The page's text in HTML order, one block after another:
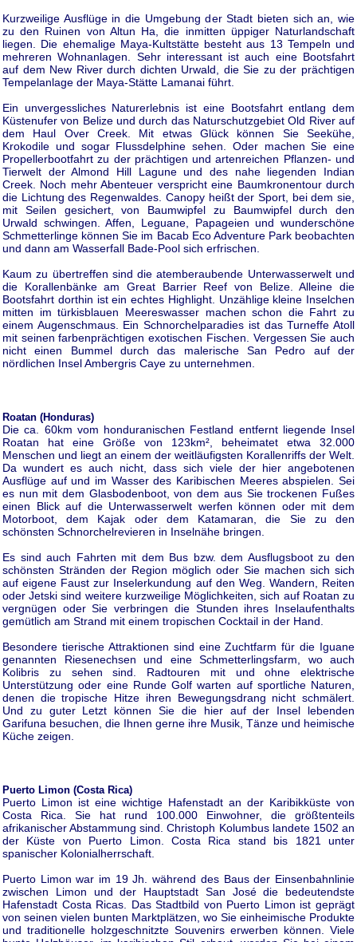
Kurzweilige Ausflüge in die Umgebung der Stadt bieten sich an, wie
zu den Ruinen von Altun Ha, die inmitten üppiger Naturlandschaft
liegen. Die ehemalige Maya-Kultstätte besteht aus 13 Tempeln und
mehreren Wohnanlagen. Sehr interessant ist auch eine Bootsfahrt
auf dem New River durch dichten Urwald, die Sie zu der prächtigen
Tempelanlage der Maya-Stätte Lamanai führt.
Ein unvergessliches Naturerlebnis ist eine Bootsfahrt entlang dem
Küstenufer von Belize und durch das Naturschutzgebiet Old River auf
dem Haul Over Creek. Mit etwas Glück können Sie Seekühe,
Krokodile und sogar Flussdelphine sehen. Oder machen Sie eine
Propellerbootfahrt zu der prächtigen und artenreichen Pflanzen- und
Tierwelt der Almond Hill Lagune und des nahe liegenden Indian
Creek. Noch mehr Abenteuer verspricht eine Baumkronentour durch
die Lichtung des Regenwaldes. Canopy heißt der Sport, bei dem sie,
mit Seilen gesichert, von Baumwipfel zu Baumwipfel durch den
Urwald schwingen. Affen, Leguane, Papageien und wunderschöne
Schmetterlinge können Sie im Bacab Eco Adventure Park beobachten
und dann am Wasserfall Bade-Pool sich erfrischen.
Kaum zu übertreffen sind die atemberaubende Unterwasserwelt und
die Korallenbänke am Great Barrier Reef von Belize. Alleine die
Bootsfahrt dorthin ist ein echtes Highlight. Unzählige kleine Inselchen
mitten im türkisblauen Meereswasser machen schon die Fahrt zu
einem Augenschmaus. Ein Schnorchelparadies ist das Turneffe Atoll
mit seinen farbenprächtigen exotischen Fischen. Vergessen Sie auch
nicht einen Bummel durch das malerische San Pedro auf der
nördlichen Insel Ambergris Caye zu unternehmen.
Roatan (Honduras)
Die ca. 60km vom honduranischen Festland entfernt liegende Insel
Roatan hat eine Größe von 123km², beheimatet etwa 32.000
Menschen und liegt an einem der weitläufigsten Korallenriffs der Welt.
Da wundert es auch nicht, dass sich viele der hier angebotenen
Ausflüge auf und im Wasser des Karibischen Meeres abspielen. Sei
es nun mit dem Glasbodenboot, von dem aus Sie trockenen Fußes
einen Blick auf die Unterwasserwelt werfen können oder mit dem
Motorboot, dem Kajak oder dem Katamaran, die Sie zu den
schönsten Schnorchelrevieren in Inselnähe bringen.
Es sind auch Fahrten mit dem Bus bzw. dem Ausflugsboot zu den
schönsten Stränden der Region möglich oder Sie machen sich sich
auf eigene Faust zur Inselerkundung auf den Weg. Wandern, Reiten
oder Jetski sind weitere kurzweilige Möglichkeiten, sich auf Roatan zu
vergnügen oder Sie verbringen die Stunden ihres Inselaufenthalts
gemütlich am Strand mit einem tropischen Cocktail in der Hand.
Besondere tierische Attraktionen sind eine Zuchtfarm für die Iguane
genannten Riesenechsen und eine Schmetterlingsfarm, wo auch
Kolibris zu sehen sind. Radtouren mit und ohne elektrische
Unterstützung oder eine Runde Golf warten auf sportliche Naturen,
denen die tropische Hitze ihren Bewegungsdrang nicht schmälert.
Und zu guter Letzt können Sie die hier auf der Insel lebenden
Garifuna besuchen, die Ihnen gerne ihre Musik, Tänze und heimische
Küche zeigen.
Puerto Limon (Costa Rica)
Puerto Limon ist eine wichtige Hafenstadt an der Karibikküste von
Costa Rica. Sie hat rund 100.000 Einwohner, die größtenteils
afrikanischer Abstammung sind. Christoph Kolumbus landete 1502 an
der Küste von Puerto Limon. Costa Rica stand bis 1821 unter
spanischer Kolonialherrschaft.
Puerto Limon war im 19 Jh. während des Baus der Einsenbahnlinie
zwischen Limon und der Hauptstadt San José die bedeutendste
Hafenstadt Costa Ricas. Das Stadtbild von Puerto Limon ist geprägt
von seinen vielen bunten Marktplätzen, wo Sie einheimische Produkte
und traditionelle holzgeschnitzte Souvenirs erwerben können. Viele